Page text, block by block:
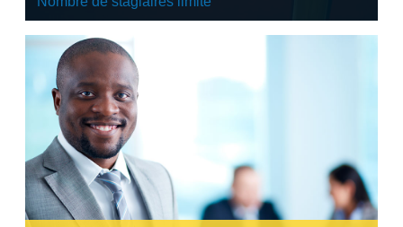
formation à nos stagiaires inter-entreprise, de garantir un
maximum de 4 stagiaires par session de formation.